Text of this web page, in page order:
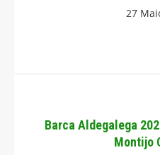
27
Barca Aldegalega
Montijo